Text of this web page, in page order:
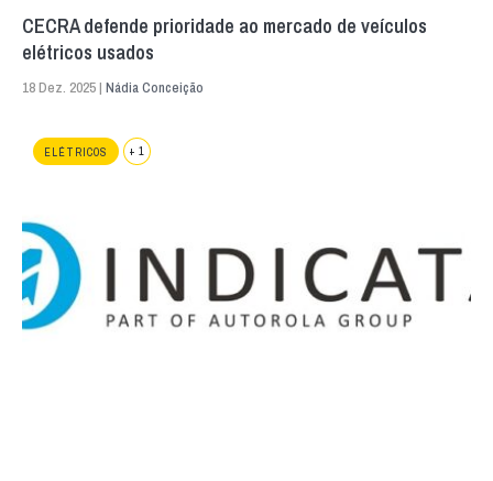
CECRA defende prioridade ao mercado de veículos
elétricos usados
18 Dez. 2025 | Nádia Conceição
ELÉTRICOS + 1